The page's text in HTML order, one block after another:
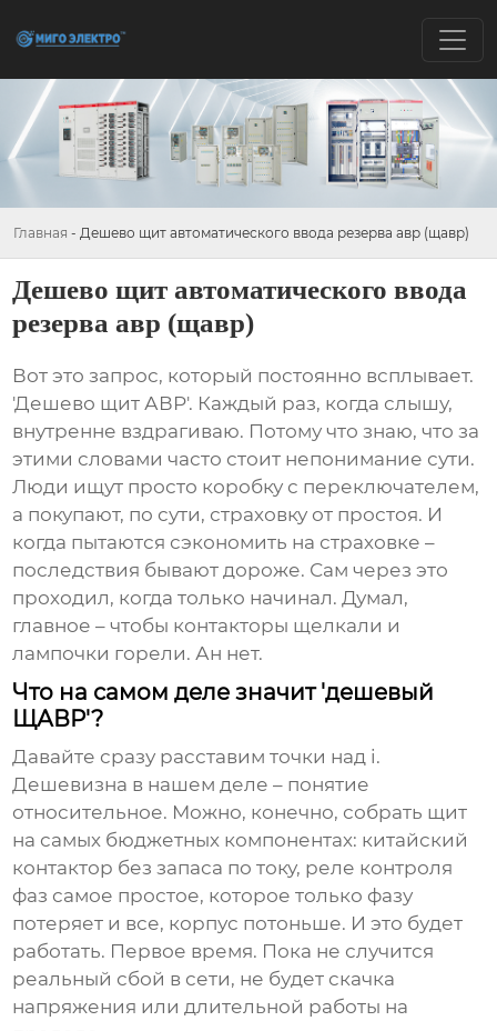
Главная - Дешево щит автоматического ввода резерва авр (щавр)
Дешево щит автоматического ввода
резерва авр (щавр)
Вот это запрос, который постоянно всплывает.
'Дешево щит АВР'. Каждый раз, когда слышу,
внутренне вздрагиваю. Потому что знаю, что за
этими словами часто стоит непонимание сути.
Люди ищут просто коробку с переключателем,
а покупают, по сути, страховку от простоя. И
когда пытаются сэкономить на страховке –
последствия бывают дороже. Сам через это
проходил, когда только начинал. Думал,
главное – чтобы контакторы щелкали и
лампочки горели. Ан нет.
Что на самом деле значит 'дешевый
ЩАВР'?
Давайте сразу расставим точки над i.
Дешевизна в нашем деле – понятие
относительное. Можно, конечно, собрать щит
на самых бюджетных компонентах: китайский
контактор без запаса по току, реле контроля
фаз самое простое, которое только фазу
потеряет и все, корпус потоньше. И это будет
работать. Первое время. Пока не случится
реальный сбой в сети, не будет скачка
напряжения или длительной работы на